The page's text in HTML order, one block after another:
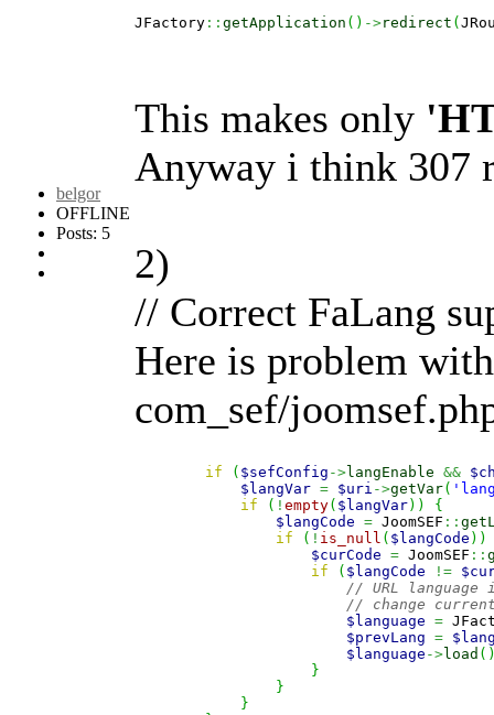
belgor
OFFLINE
Posts: 5
JFactory :: getApplication ( ) ->redirect (
This makes only
Anyway i think 307
2)
// Correct FaLang
Here is problem
com_sef/
if ( $sefConfig ->langEnable &&
$langVar = $uri ->getVar(
if
( ! empty( $langVar) )
{
$langCode = JoomSEF ::
if
( ! is_null ( $langCode ) )
$curCode = JoomSEF ::
if
( $langCode !=
// URL
// change
$language =
$prevLang =
$language ->load (
}
}
}